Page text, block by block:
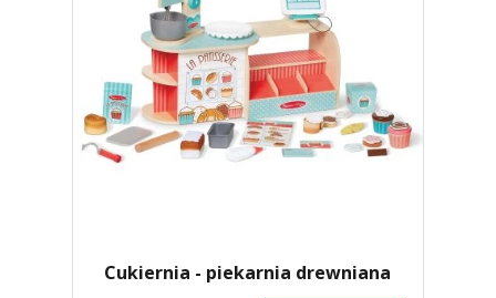
Cukiernia - piekarnia drewniana